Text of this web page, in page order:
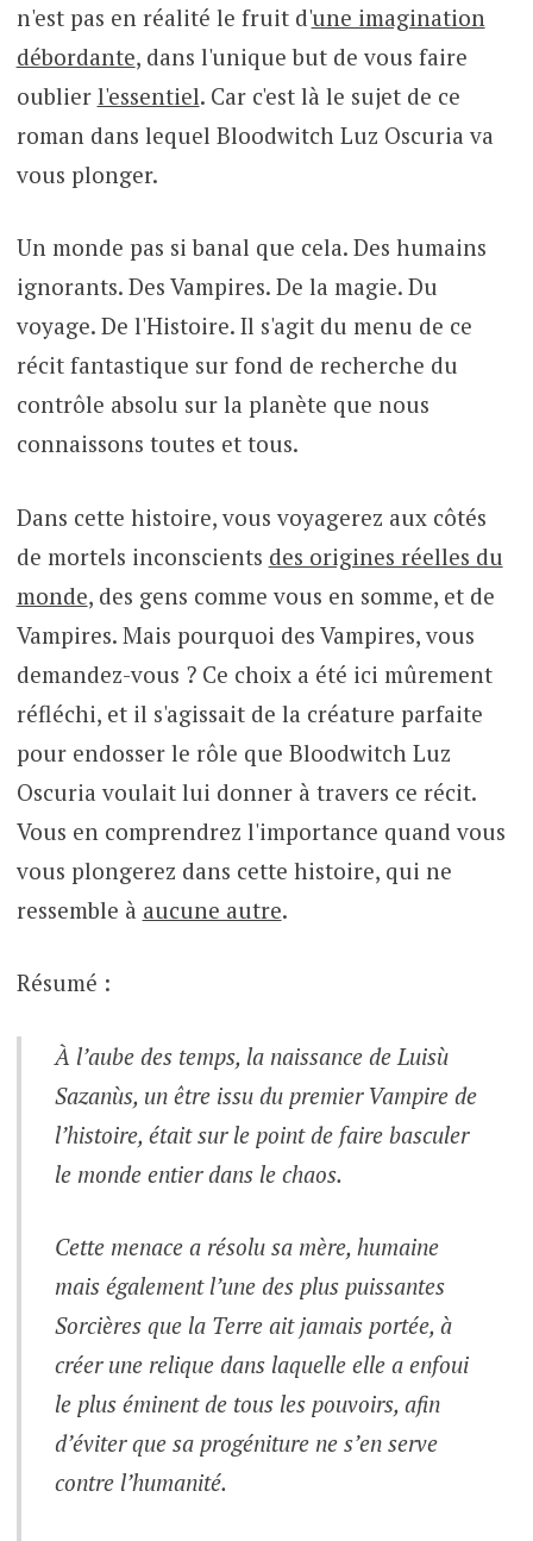
n'est pas en réalité le fruit d'une imagination
débordante, dans l'unique but de vous faire
oublier l'essentiel. Car c'est là le sujet de ce
roman dans lequel Bloodwitch Luz Oscuria va
vous plonger.
Un monde pas si banal que cela. Des humains
ignorants. Des Vampires. De la magie. Du
voyage. De l'Histoire. Il s'agit du menu de ce
récit fantastique sur fond de recherche du
contrôle absolu sur la planète que nous
connaissons toutes et tous.
Dans cette histoire, vous voyagerez aux côtés
de mortels inconscients des origines réelles du
monde, des gens comme vous en somme, et de
Vampires. Mais pourquoi des Vampires, vous
demandez-vous ? Ce choix a été ici mûrement
réfléchi, et il s'agissait de la créature parfaite
pour endosser le rôle que Bloodwitch Luz
Oscuria voulait lui donner à travers ce récit.
Vous en comprendrez l'importance quand vous
vous plongerez dans cette histoire, qui ne
ressemble à aucune autre.
Résumé :
À l’aube des temps, la naissance de Luisù
Sazanùs, un être issu du premier Vampire de
l’histoire, était sur le point de faire basculer
le monde entier dans le chaos.
Cette menace a résolu sa mère, humaine
mais également l’une des plus puissantes
Sorcières que la Terre ait jamais portée, à
créer une relique dans laquelle elle a enfoui
le plus éminent de tous les pouvoirs, afin
d’éviter que sa progéniture ne s’en serve
contre l’humanité.